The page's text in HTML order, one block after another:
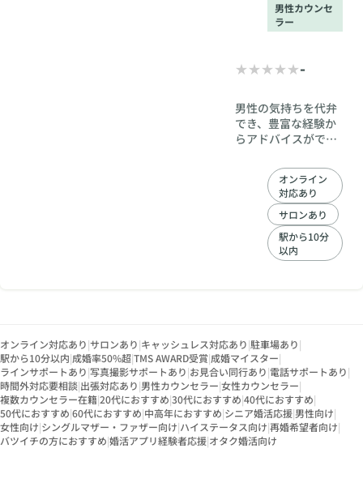
男性カウンセ
ラー
-
男性の気持ちを代弁
でき、豊富な経験か
らアドバイスができ
る恋愛は今までの恋
愛とは何が違うかご
説明させていただき
ます。 雑談からはじ
めましょう
オンライン
対応あり
サロンあり
駅から10分
以内
オンライン対応あり|サロンあり|キャッシュレス対応あり|駐車場あり|
駅から10分以内|成婚率50%超|TMS AWARD受賞|成婚マイスター|
ラインサポートあり|写真撮影サポートあり|お見合い同行あり|電話サポートあり|
時間外対応要相談|出張対応あり|男性カウンセラー|女性カウンセラー|
複数カウンセラー在籍|20代におすすめ|30代におすすめ|40代におすすめ|
50代におすすめ|60代におすすめ|中高年におすすめ|シニア婚活応援|男性向け|
女性向け|シングルマザー・ファザー向け|ハイステータス向け|再婚希望者向け|
バツイチの方におすすめ|婚活アプリ経験者応援|オタク婚活向け